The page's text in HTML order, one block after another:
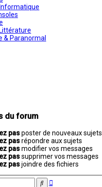
Paranormal
du forum
pasposter de nouveaux sujets
pasrépondre aux sujets
pasmodifier vos messages
passupprimer vos messages
pasjoindre des fichiers
Rechercher
Recherche